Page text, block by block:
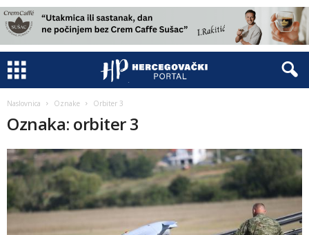
Naslovnica Oznake Orbiter 3
Oznaka: orbiter 3